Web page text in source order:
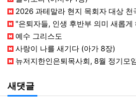
2026 과테말라 현지 목회자 대상 천국복음 세미
"은퇴자들, 인생 후반부 의미 새롭게 해석 --- 하나님(복
예수 그리스도
사랑이 나를 새기다 (아가 8장)
뉴저지한인은퇴목사회, 8월 정기모임 --- "요한처럼
새댓글